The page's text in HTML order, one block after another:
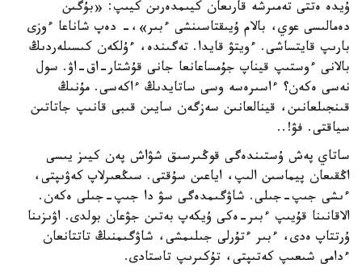
ۇيدە ەتتى تەمىرشە قارىعان كيىمدەرىن كيىپ: «بۇگىن
دەمالىسى عوي، بالام ۇيىقتاسىنشى ءبىر»،- دەپ شاناعا ءوزى
بارىپ قايتساشى. ءويتۋ قايدا. تەگىندە، ءۇلكەن كىسىلەردىڭ
بالانى ءوستىپ قيناپ جۇمساعانعا جانى قۇشتار-اق-اۋ. سول
نەسى ەكەن؟ ءاسىرەسە وسى ساتايدىڭ ءاكەسى. مۇنىڭ
قىنجىلعانىن، قينالعانىن سەزگەن سايىن قىبى قانىپ جاتاتىن
سياقتى. فۋ!..
ساتاي پەش ۇستىندەگى قوڭىرسىق شۋاش پەن كيىز يىسى
اڭقىعان پيماسىن الىپ، اياعىن سۇقتى. سىڭعىرلاپ كەۋىپتى،
ءىشى جىپ-جىلى. شاۋگىمدەگى سۋ دا جىپ-جىلى ەكەن.
الاقانىنا قۇيىپ ءبىر-ەكى ۇيكەپ بەتىن جۋعان بولدى. اۋىزىنا
ۇرتتاپ ەدى، ءبىر ءتۇرلى جىلىمشى، شاۋگىمنىڭ تاتتانعان
ءدامى شىعىپ كەتىپتى، تۇكىرىپ تاستادى.